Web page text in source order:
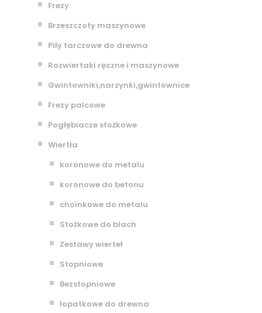
Frezy
Brzeszczoty maszynowe
Piły tarczowe do drewna
Rozwiertaki ręczne i maszynowe
Gwintowniki,narzynki,gwintownice
Frezy palcowe
Pogłębiacze stożkowe
Wiertła
koronowe do metalu
koronowe do betonu
choinkowe do metalu
Stożkowe do blach
Zestawy wierteł
Stopniowe
Bezstopniowe
łopatkowe do drewna